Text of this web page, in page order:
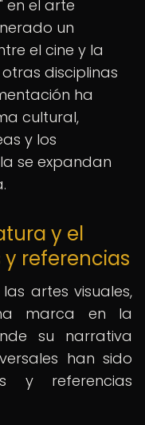
en el arte
un
el cine y la
disciplinas
ha
cultural,
y los
se expandan
y el
referencias
artes visuales,
marca en la
su narrativa
han sido
y referencias